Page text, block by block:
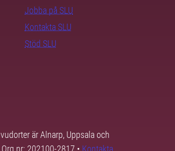
Jobba på SLU
Kontakta SLU
Stöd SLU
är Alnarp, Uppsala och
nr: 202100-2817 • Kontakta